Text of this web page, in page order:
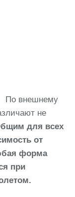
По внешнему
не
для всех
от
форма
при